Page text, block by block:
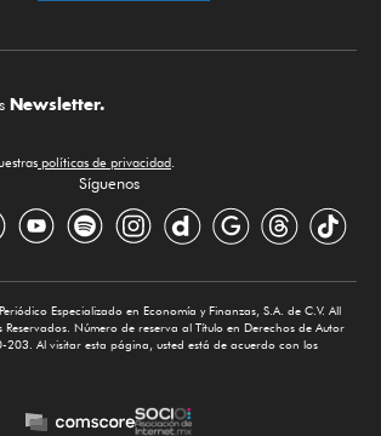
Newsletter.
políticas de privacidad.
Síguenos
Especializado en Economía y Finanzas, S.A. de C.V. All
Reservados. Número de reserva al Título en Derechos de Autor
Al visitar esta página, usted está de acuerdo con los